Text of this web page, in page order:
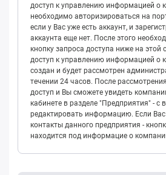
доступ к управлению информацией о
необходимо авторизироваться на
если у Вас уже есть аккаунт, и
аккаунта еще нет. После этого
кнопку запроса доступа ниже на этой
доступ к управлению информацией о
создан и будет рассмотрен
течении 24 часов. После
доступ и Вы сможете увидеть
кабинете в разделе "Предприятия" -
редактировать информацию. Если
контакты данного предприятия -
находится под информацие о